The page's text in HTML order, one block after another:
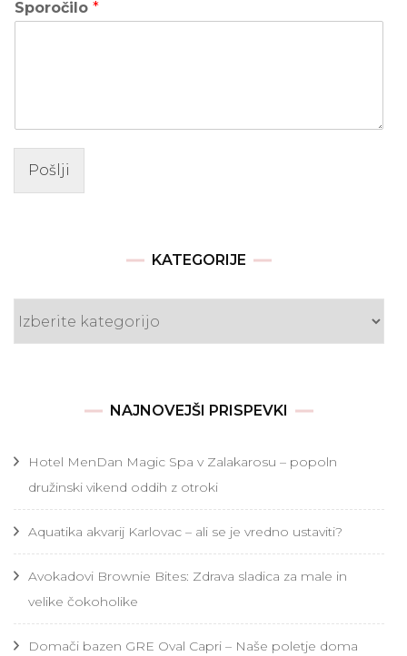
Sporočilo *
Pošlji
KATEGORIJE
NAJNOVEJŠI PRISPEVKI
Hotel MenDan Magic Spa v Zalakarosu – popoln
družinski vikend oddih z otroki
Aquatika akvarij Karlovac – ali se je vredno ustaviti?
Avokadovi Brownie Bites: Zdrava sladica za male in
velike čokoholike
Domači bazen GRE Oval Capri – Naše poletje doma